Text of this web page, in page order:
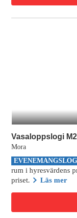
Vasaloppslogi
Mora
rum i hyresvärdens
priset.
Läs mer